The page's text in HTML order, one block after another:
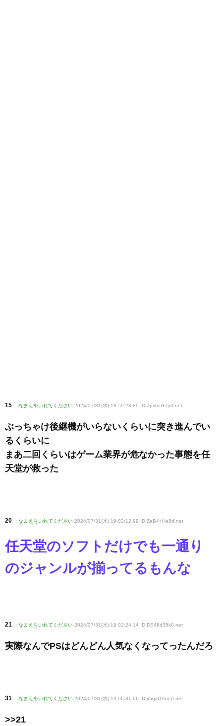
15 : なまえをいれてください 2024/07/31(水) 18:59:23.80 ID:Zpv6zG7p0.net
ぶっちゃけ後継機がいらないくらいに突き進んでい
るくらいに
まあ二回くらいはゲーム業界が危なかった事態を任
天堂が救った
20 : なまえをいれてください 2024/07/31(水) 19:02:12.99 ID:ZaB4+Ha8d .net
任天堂のソフトだけでも一通り
のジャンルが揃ってるもんな
21 : なまえをいれてください 2024/07/31(水) 19:02:24.14 ID:DS48d35k0 .net
実際なんでPSはどんどん人気なくなってったんだろ
31 : なまえをいれてください 2024/07/31(水) 19:06:31.06 ID:y5qxOAoed .net
>>21